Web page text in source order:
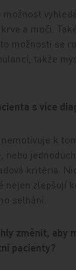
a moči.
možnosti se
takže
s více
k
kritéria.
zlepšují
selhání.
změnit, aby
pacienty?